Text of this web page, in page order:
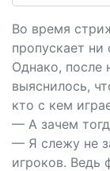
Во время
пропускает
Однако, после
выяснилось,
кто с кем
— А зачем
— Я слежу не
игроков. Ведь